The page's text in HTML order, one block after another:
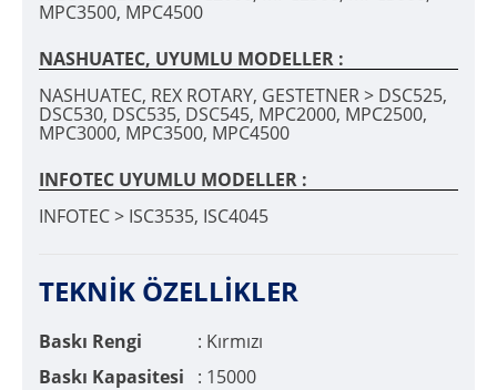
MPC3500, MPC4500
NASHUATEC, UYUMLU MODELLER :
NASHUATEC, REX ROTARY, GESTETNER > DSC525,
DSC530, DSC535, DSC545, MPC2000, MPC2500,
MPC3000, MPC3500, MPC4500
INFOTEC UYUMLU MODELLER :
INFOTEC > ISC3535, ISC4045
TEKNİK ÖZELLİKLER
Baskı Rengi
: Kırmızı
Baskı Kapasitesi
: 15000